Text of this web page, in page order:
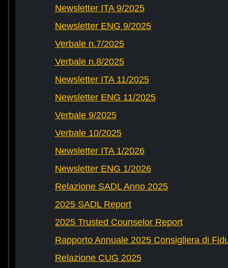
Newsletter ITA 9/2025
Newsletter ENG 9/2025
Verbale n.7/2025
Verbale n.8/2025
Newsletter ITA 11/2025
Newsletter ENG 11/2025
Verbale 9/2025
Verbale 10/2025
Newsletter ITA 1/2026
Newsletter ENG 1/2026
Relazione SADL Anno 2025
2025 SADL Report
2025 Trusted Counselor Report
Rapporto Annuale 2025 Consigliera di
Relazione CUG 2025